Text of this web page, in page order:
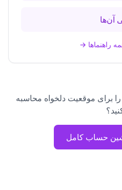
آن‌ها
راهنماها →
برای موقعیت دلخواه محاسبه
حساب کامل